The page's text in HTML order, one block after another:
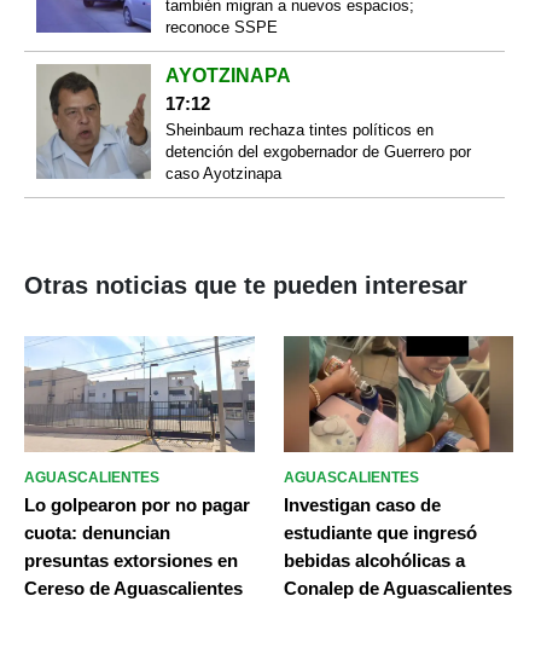
también migran a nuevos espacios;
reconoce SSPE
AYOTZINAPA
17:12
Sheinbaum rechaza tintes políticos en
detención del exgobernador de Guerrero por
caso Ayotzinapa
Otras noticias que te pueden interesar
AGUASCALIENTES
Lo golpearon por no pagar
cuota: denuncian
presuntas extorsiones en
Cereso de Aguascalientes
AGUASCALIENTES
Investigan caso de
estudiante que ingresó
bebidas alcohólicas a
Conalep de Aguascalientes